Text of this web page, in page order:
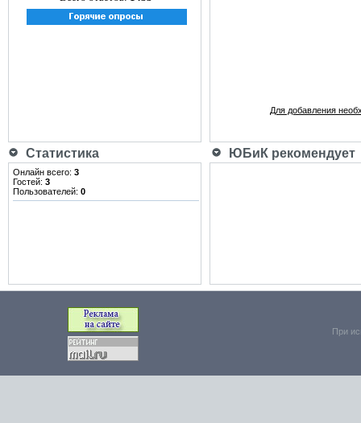
Для добавления
Статистика ЮБиК рекомендует
Онлайн всего: 3
Гостей: 3
Пользователей: 0
При